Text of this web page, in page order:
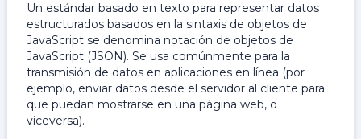
Un estándar basado en texto para representar datos
estructurados basados ​​en la sintaxis de objetos de
JavaScript se denomina notación de objetos de
JavaScript (JSON). Se usa comúnmente para la
transmisión de datos en aplicaciones en línea (por
ejemplo, enviar datos desde el servidor al cliente para
que puedan mostrarse en una página web, o
viceversa).